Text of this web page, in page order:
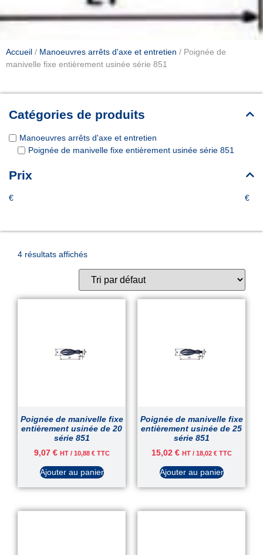
Accueil / Manoeuvres arrêts d'axe et entretien / Poignée de
manivelle fixe entièrement usinée série 851
Catégories de produits
Manoeuvres arrêts d'axe et entretien
Poignée de manivelle fixe entièrement usinée série 851
Prix
€ €
4 résultats affichés
Poignée de manivelle fixe
entièrement usinée de 20
série 851
9,07 € HT / 10,88 €TTC
Ajouter au panier
Poignée de manivelle fixe
entièrement usinée de 25
série 851
15,02 € HT / 18,02 €TTC
Ajouter au panier